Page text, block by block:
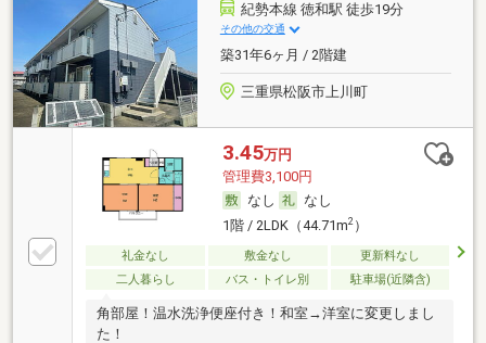
紀勢本線 徳和駅 徒歩19分
その他の交通
築31年6ヶ月 / 2階建
三重県松阪市上川町
3.45万円
管理費3,100円
なし
なし
1階 / 2LDK（44.71m2）
礼金なし 敷金なし
更新料なし
二人暮らし
バス・トイレ別 駐車場(近隣含)
角部屋！温水洗浄便座付き！和室→洋室に変更しまし
た！